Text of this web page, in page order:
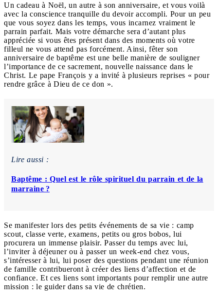
Un cadeau à Noël, un autre à son anniversaire, et vous voilà
avec la conscience tranquille du devoir accompli. Pour un peu
que vous soyez dans les temps, vous incarnez vraiment le
parrain parfait. Mais votre démarche sera d’autant plus
appréciée si vous êtes présent dans des moments où votre
filleul ne vous attend pas forcément. Ainsi, fêter son
anniversaire de baptême est une belle manière de souligner
l’importance de ce sacrement, nouvelle naissance dans le
Christ. Le pape François y a invité à plusieurs reprises « pour
rendre grâce à Dieu de ce don ».
Lire aussi :
Baptême : Quel est le rôle spirituel du parrain et de la
marraine ?
Se manifester lors des petits événements de sa vie : camp
scout, classe verte, examens, petits ou gros bobos, lui
procurera un immense plaisir. Passer du temps avec lui,
l’inviter à déjeuner ou à passer un week-end chez vous,
s’intéresser à lui, lui poser des questions pendant une réunion
de famille contribueront à créer des liens d’affection et de
confiance. Et ces liens sont importants pour remplir une autre
mission : le guider dans sa vie de chrétien.